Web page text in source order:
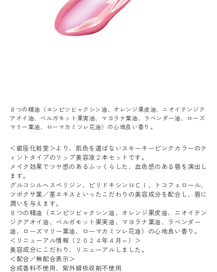
８つの精油（エンピツビャクシン油、オレンジ果皮油、ニオイテンジク
アオイ油、ベルガモット果実油、マヨラナ葉油、ラベンダー油、ローズ
マリー葉油、ローマカミツレ花油）の心地良い香り。
＜銀座化粧堂＞より、肌色を選ばないスモーキーピンクカラーのテ
ィントタイプのリップ美容液２本セットです。
メイク効果でツヤ感のあるふっくらした、血色感のある唇を演出し
ます。
グルコシルヘスペリジン、ピリドキシンＨＣＩ、トコフェロール、
ツボクサ葉／茎エキスといったこだわりの美容成分を配合し、唇に
潤いを与えます。
８つの精油（エンピツビャクシン油、オレンジ果皮油、ニオイテン
ジクアオイ油、ベルガモット果実油、マヨラナ葉油、ラベンダー
油、ローズマリー葉油、ローマカミツレ花油）の心地良い香り。
＜リニューアル情報（２０２４年４月～）＞
美容成分にこだわり、リニューアルしました。
＜配合／無配合表示＞
合成香料不使用、紫外線吸収剤不使用